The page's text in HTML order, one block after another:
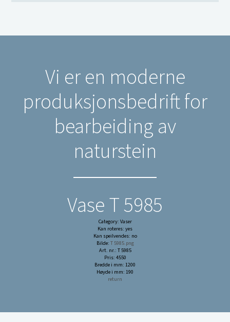
Vi er en moderne
produksjonsbedrift for
bearbeiding av
naturstein
Vase T 5985
Category: Vaser
Kan roteres: yes
Kan speilvendes: no
Bilde: T 5985.png
Art. nr.: T 5985
Pris: 4550
Bredde i mm: 1200
Høyde i mm: 190
return